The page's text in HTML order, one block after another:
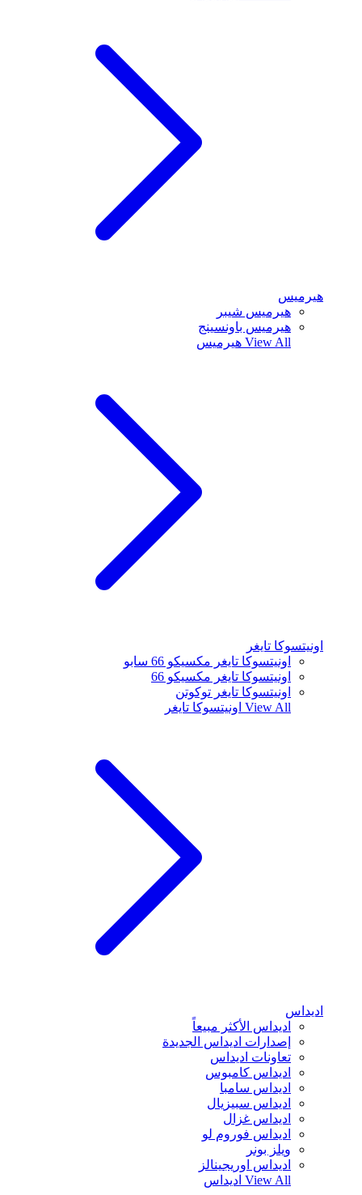
هيرميس
هيرميس شيبر
هيرميس باونسينج
View All هيرميس
اونيتسوكا تايغر
اونيتسوكا تايغر مكسيكو 66 سابو
اونيتسوكا تايغر مكسيكو 66
اونيتسوكا تايغر توكوتن
View All اونيتسوكا تايغر
اديداس
اديداس الأكثر مبيعاً
إصدارات اديداس الجديدة
تعاونات اديداس
اديداس كامبوس
اديداس سامبا
اديداس سبيزيال
اديداس غزال
اديداس فوروم لو
ويلز بونر
اديداس اوريجينالز
View All اديداس